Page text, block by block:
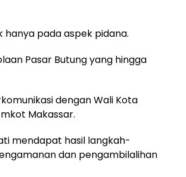
pada aspek pidana.
Pasar Butung yang hingga
dengan Wali Kota
Makassar.
mendapat hasil langkah-
dan pengambilalihan